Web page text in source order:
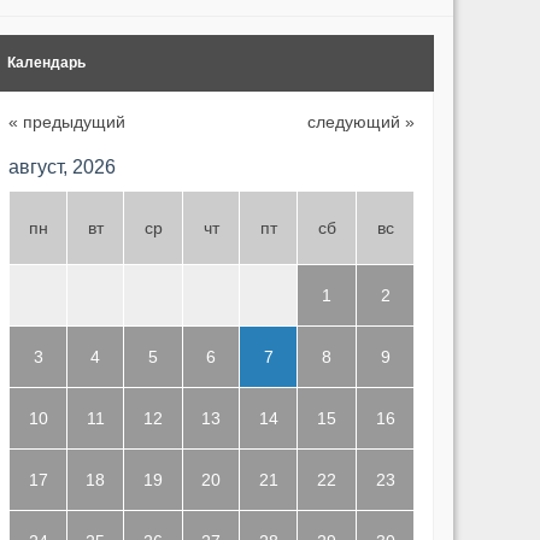
Календарь
« предыдущий следующий »
август, 2026
пн вт ср чт пт сб вс
1 2
3 4 5 6 7 8 9
10 11 12 13 14 15 16
17 18 19 20 21 22 23